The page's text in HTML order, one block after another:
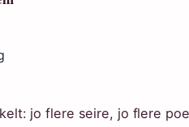
jo flere seire, jo flere